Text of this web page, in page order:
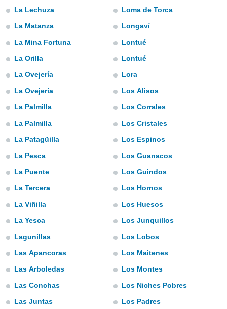
todas
sean
nuestros
en
así como
en
más
y
de
cookies
La Lechuza
La Matanza
La Mina Fortuna
La Orilla
La Ovejería
La Ovejería
La Palmilla
La Palmilla
La Patagüilla
La Pesca
La Puente
La Tercera
La Viñilla
La Yesca
Lagunillas
Las Apancoras
Las Arboledas
Las Conchas
Las Juntas
Loma de Torca
Longaví
Lontué
Lontué
Lora
Los Alisos
Los Corrales
Los Cristales
Los Espinos
Los Guanacos
Los Guindos
Los Hornos
Los Huesos
Los Junquillos
Los Lobos
Los Maitenes
Los Montes
Los Niches Pobres
Los Padres